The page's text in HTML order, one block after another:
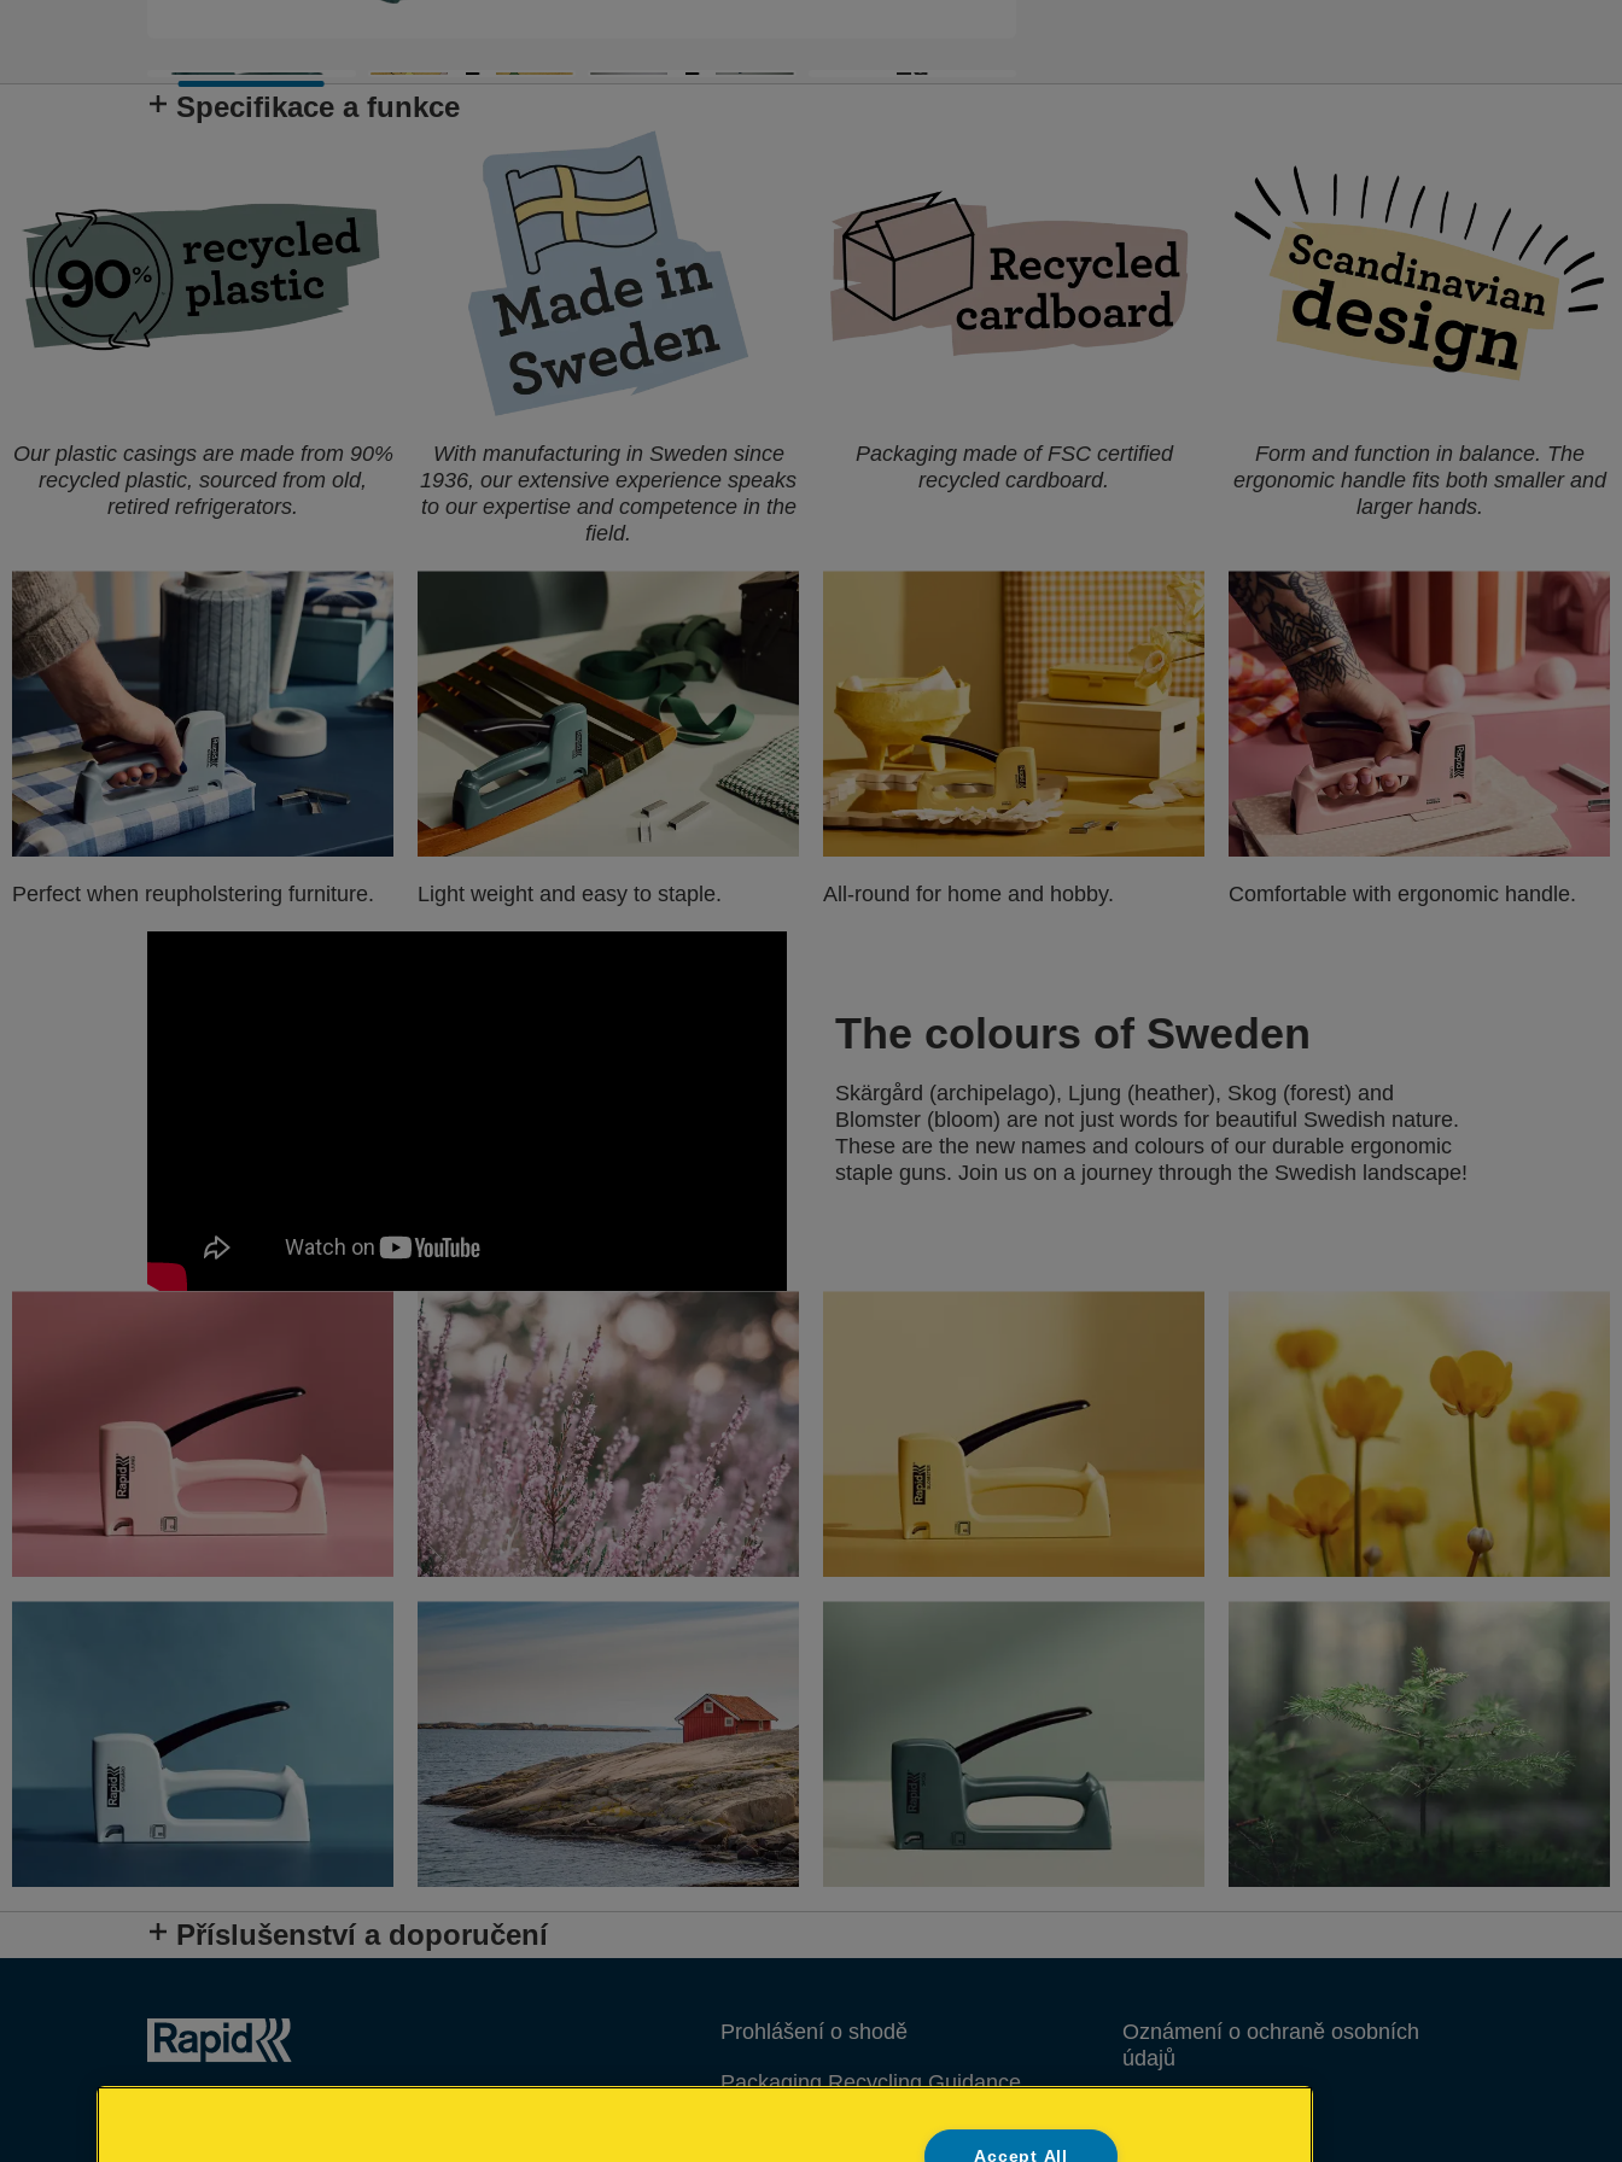
+9
Specifikace a funkce
Our plastic casings are made from 90%
recycled plastic, sourced from old,
retired refrigerators.
With manufacturing in Sweden since
1936, our extensive experience speaks
to our expertise and competence in the
field.
Packaging made of FSC certified
recycled cardboard.
Form and function in balance. The
ergonomic handle fits both smaller and
larger hands.
Perfect when reupholstering furniture. Light weight and easy to staple. All-round for home and hobby. Comfortable with ergonomic handle.
The colours of Sweden
Skärgård (archipelago), Ljung (heather), Skog (forest) and
Blomster (bloom) are not just words for beautiful Swedish nature.
These are the new names and colours of our durable ergonomic
staple guns. Join us on a journey through the Swedish landscape!
Příslušenství a doporučení
Prohlášení o shodě
Packaging Recycling Guidance
Oznámení o ochraně osobních
údajů
Accept All